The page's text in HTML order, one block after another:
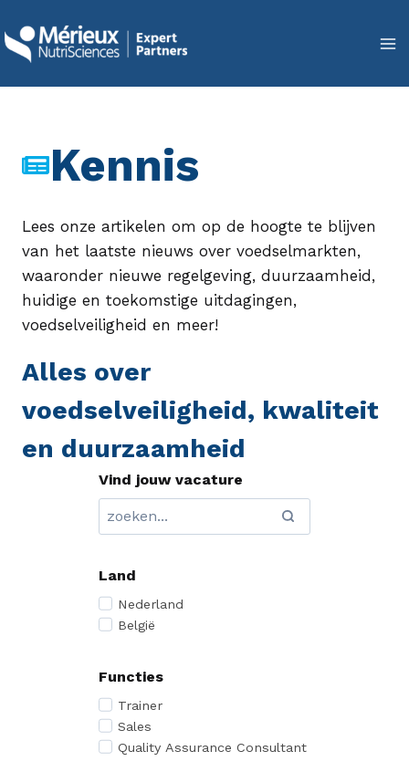
naar
inhoud
Kennis
Lees onze artikelen om op de hoogte te blijven
van het laatste nieuws over voedselmarkten,
waaronder nieuwe regelgeving, duurzaamheid,
huidige en toekomstige uitdagingen,
voedselveiligheid en meer!
Alles over
voedselveiligheid, kwaliteit
en duurzaamheid
Vind jouw vacature
Land
Nederland
België
Functies
Trainer
Sales
Quality Assurance Consultant